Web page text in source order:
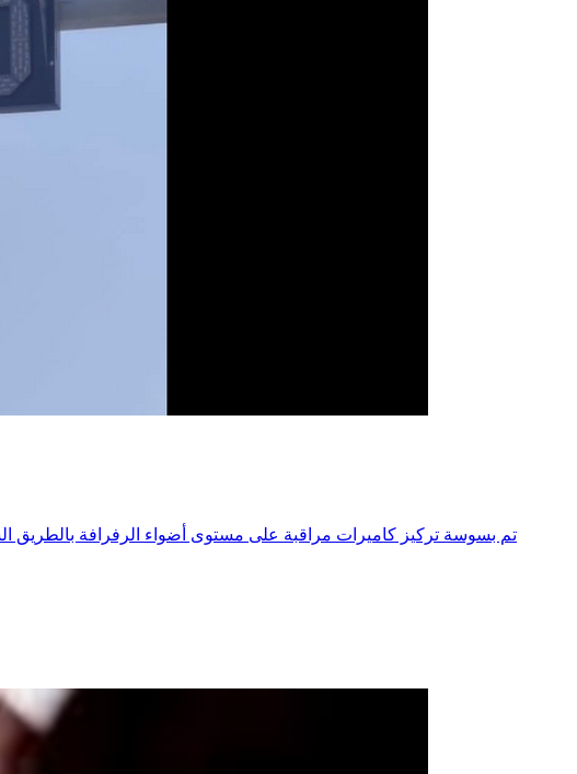
تم بسوسة تركيز كاميرات مراقبة على مستوى أضواء الرفرافة بالطريق